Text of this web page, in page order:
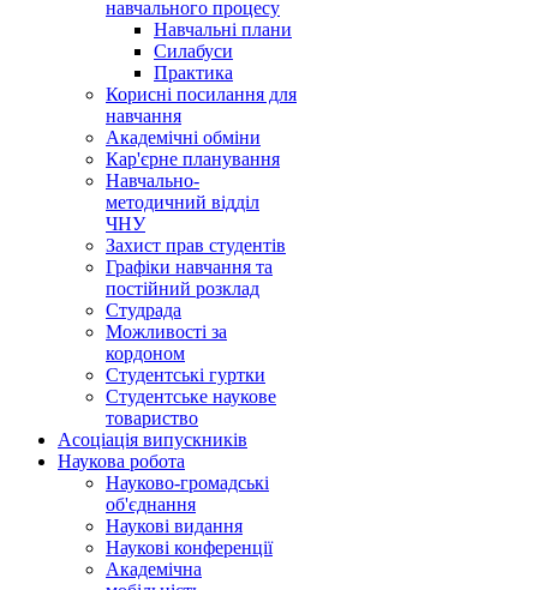
навчального процесу
Навчальні плани
Силабуси
Практика
Корисні посилання для
навчання
Академічні обміни
Кар'єрне планування
Навчально-
методичний відділ
ЧНУ
Захист прав студентів
Графіки навчання та
постійний розклад
Студрада
Можливості за
кордоном
Студентські гуртки
Студентське наукове
товариство
Асоціація випускників
Наукова робота
Науково-громадські
об'єднання
Наукові видання
Наукові конференції
Академічна